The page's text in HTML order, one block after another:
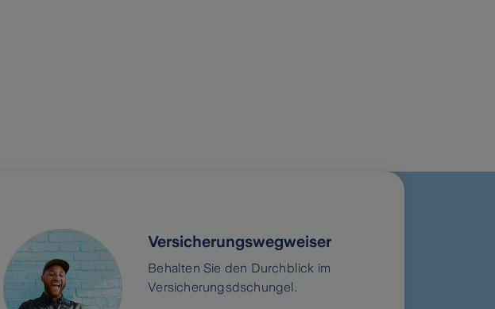
Versicherungswegweiser
Behalten Sie den Durchblick im
Versicherungsdschungel.